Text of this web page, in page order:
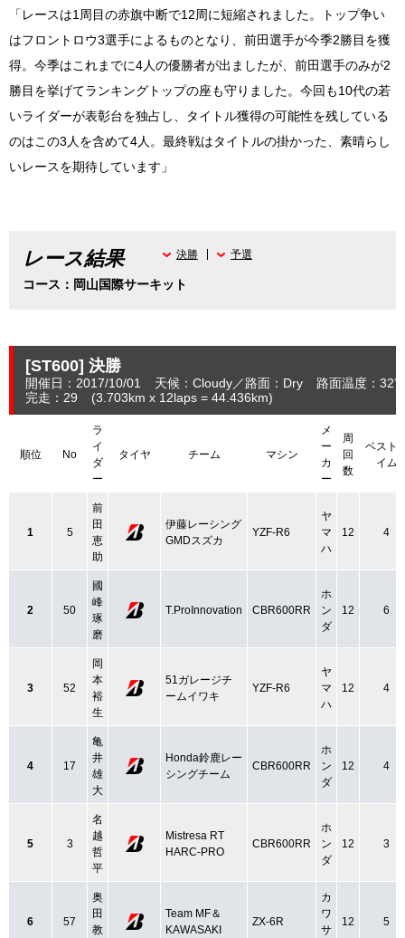
「レースは1周目の赤旗中断で12周に短縮されました。トップ争い
はフロントロウ3選手によるものとなり、前田選手が今季2勝目を獲
得。今季はこれまでに4人の優勝者が出ましたが、前田選手のみが2
勝目を挙げてランキングトップの座も守りました。今回も10代の若
いライダーが表彰台を独占し、タイトル獲得の可能性を残している
のはこの3人を含めて4人。最終戦はタイトルの掛かった、素晴らし
いレースを期待しています」
レース結果
コース：岡山国際サーキット
決勝 予選
[ST600] 決勝
開催日：2017/10/01 天候：Cloudy 路面：Dry
路面温度：32℃
完走：29
(3.703km x 12laps = 44.436km)
順位 No
ラ
イ
ダ
ー
タイヤ チーム マシン
メ
ー
カ
ー
周
回
数
ベスト
イム
1 5
前
田
恵
助
伊藤レーシング
GMDスズカ
YZF-R6
ヤ
マ
ハ
12 4
2 50
國
峰
琢
磨
T.ProInnovation CBR600RR
ホ
ン
ダ
12 6
3 52
岡
本
裕
生
51ガレージチ
ームイワキ
YZF-R6
ヤ
マ
ハ
12 4
4 17
亀
井
雄
大
Honda鈴鹿レー
シングチーム
CBR600RR
ホ
ン
ダ
12 4
5 3
名
越
哲
平
Mistresa RT
HARC-PRO
CBR600RR
ホ
ン
ダ
12 3
6 57
奥
田
教
Team MF＆
KAWASAKI
ZX-6R
カ
ワ
サ
12 5